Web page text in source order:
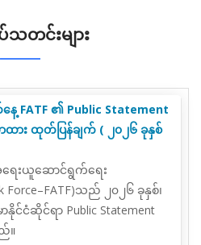
တင်းများ
ေ့ FATF ၏ Public Statement
ား ထုတ်ပြန်ချက် ( ၂၀၂၆ ခုနှစ်
ေးယူဆောင်ရွက်ရေး
Force–FATF)သည် ၂၀၂၆ ခုနှစ်၊
နိုင်ငံဆိုင်ရာ Public Statement
။